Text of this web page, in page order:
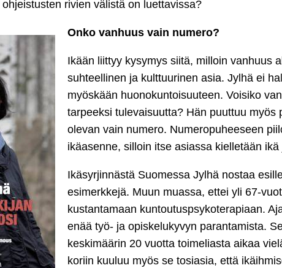
rivien välistä on luettavissa?
Onko vanhuus vain numero?
Ikään liittyy kysymys siitä, milloin vanhuus
suhteellinen ja kulttuurinen asia. Jylhä ei
myöskään huonokuntoisuuteen. Voisiko
tarpeeksi tulevaisuutta? Hän puuttuu myös
olevan vain numero. Numeropuheeseen
ikäasenne, silloin itse asiassa kielletään
Ikäsyrjinnästä Suomessa Jylhä nostaa
esimerkkejä. Muun muassa, ettei yli 67-
kustantamaan kuntoutuspsykoterapiaan.
enää työ- ja opiskelukyvyn parantamista.
keskimäärin 20 vuotta toimeliasta aikaa
koriin kuuluu myös se tosiasia, että